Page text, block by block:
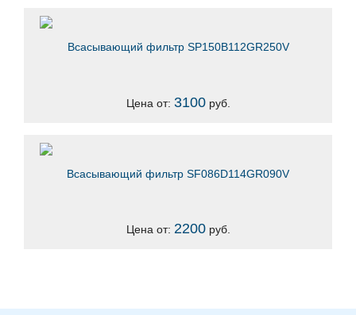
Всасывающий фильтр SP150B112GR250V
Цена от: 3100руб.
Всасывающий фильтр SF086D114GR090V
Цена от: 2200руб.